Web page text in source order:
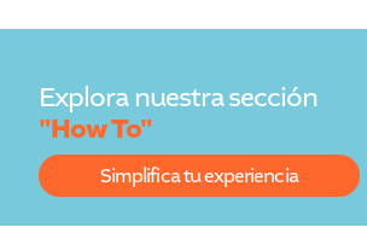
Explora nuestra sección
"How To"
Simplifica tu experiencia